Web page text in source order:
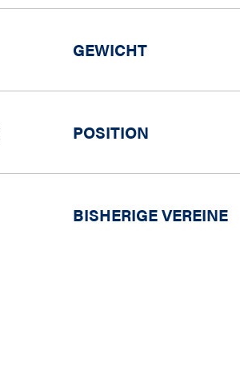
GEWICHT
POSITION
BISHERIGE VEREINE